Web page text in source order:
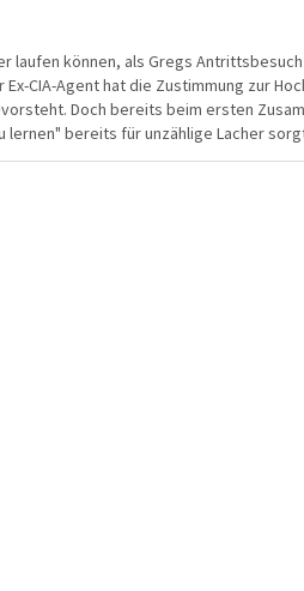
laufen können, als Gregs
CIA-Agent hat die Zustimmung zur
Doch bereits beim ersten
lernen" bereits für unzählige Lacher